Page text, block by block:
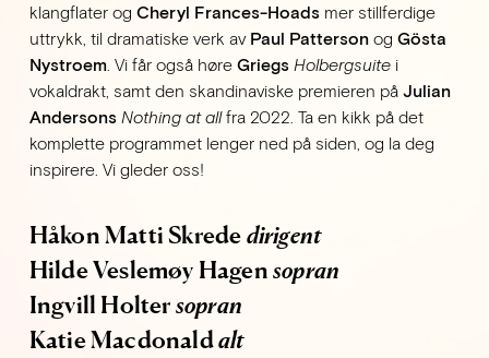
klangflater og Cheryl Frances-Hoads mer stillferdige
uttrykk, til dramatiske verk av Paul Patterson og Gösta
Nystroem. Vi får også høre Griegs Holbergsuite i
vokaldrakt, samt den skandinaviske premieren på Julian
Andersons Nothing at all fra 2022. Ta en kikk på det
komplette programmet lenger ned på siden, og la deg
inspirere. Vi gleder oss!
Håkon Matti Skrede dirigent
Hilde Veslemøy Hagen sopran
Ingvill Holter sopran
Katie Macdonald alt